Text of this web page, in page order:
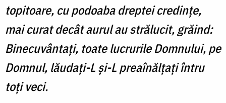
topitoare, cu podoaba dreptei credinţe,
mai curat decât aurul au strălucit, grăind:
Binecuvântaţi, toate lucrurile Domnului, pe
Domnul, lăudaţi-L şi-L preaînălţaţi întru
toţi veci.